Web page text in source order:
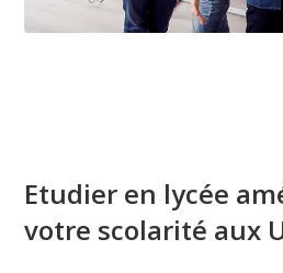
Etudier en lycée
votre scolarité aux